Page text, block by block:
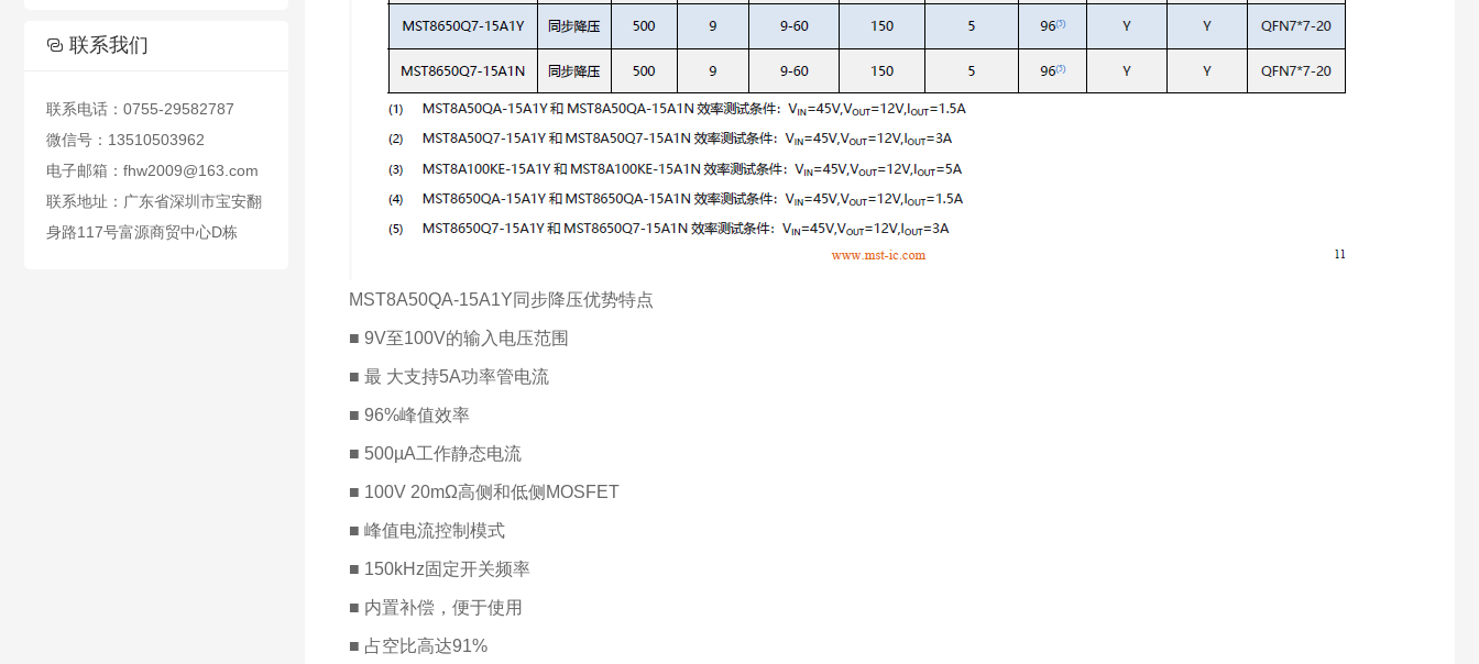
 联系我们
联系电话：0755-29582787
微信号：13510503962
电子邮箱：fhw2009@163.com
联系地址：广东省深圳市宝安翻
身路117号富源商贸中心D栋
MST8A50QA-15A1Y同步降压优势特点
■ 9V至100V的输入电压范围
■ 最 大支持5A功率管电流
■ 96%峰值效率
■ 500µA工作静态电流
■ 100V 20mΩ高侧和低侧MOSFET
■ 峰值电流控制模式
■ 150kHz固定开关频率
■ 内置补偿，便于使用
■ 占空比高达91%